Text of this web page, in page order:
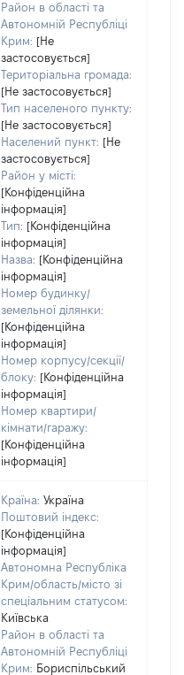
Район в області та
Автономній Республіці
Крим: [Не
застосовується]
Територіальна громада:
[Не застосовується]
Тип населеного пункту:
[Не застосовується]
Населений пункт: [Не
застосовується]
Район у місті:
[Конфіденційна
інформація]
Тип: [Конфіденційна
інформація]
Назва: [Конфіденційна
інформація]
Номер будинку/
земельної ділянки:
[Конфіденційна
інформація]
Номер корпусу/секції/
блоку: [Конфіденційна
інформація]
Номер квартири/
кімнати/гаражу:
[Конфіденційна
інформація]
Країна: Україна
Поштовий індекс:
[Конфіденційна
інформація]
Автономна Республіка
Крим/область/місто зі
спеціальним статусом:
Київська
Район в області та
Автономній Республіці
Крим: Бориспільський